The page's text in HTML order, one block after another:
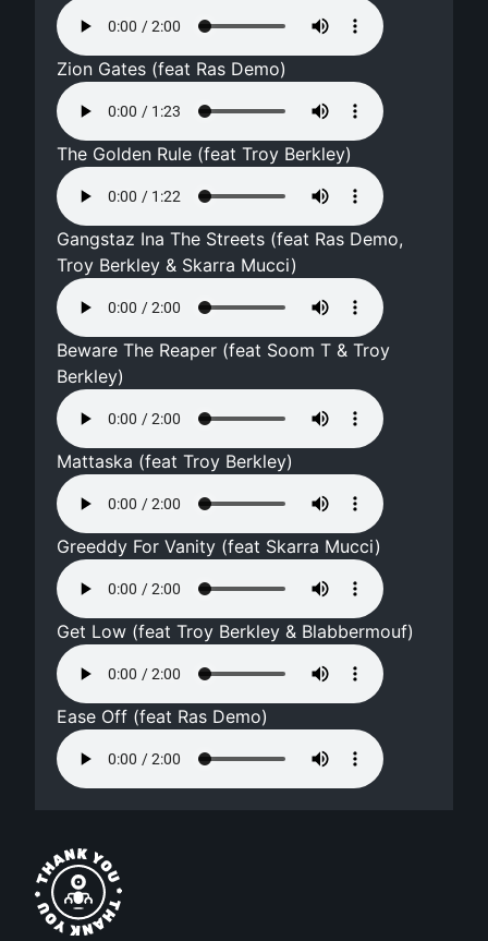
Zion Gates (feat Ras Demo)
The Golden Rule (feat Troy Berkley)
Gangstaz Ina The Streets (feat Ras Demo,
Troy Berkley & Skarra Mucci)
Beware The Reaper (feat Soom T & Troy
Berkley)
Mattaska (feat Troy Berkley)
Greeddy For Vanity (feat Skarra Mucci)
Get Low (feat Troy Berkley & Blabbermouf)
Ease Off (feat Ras Demo)